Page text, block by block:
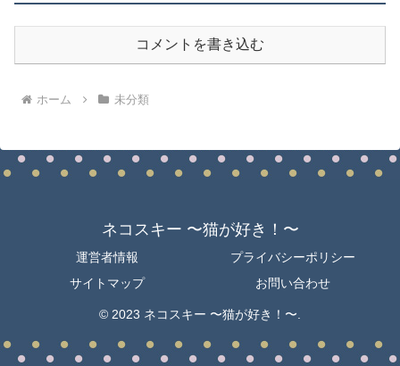
コメントを書き込む
ホーム 未分類
ネコスキー 〜猫が好き！〜
運営者情報
プライバシーポリシー
サイトマップ
お問い合わせ
© 2023 ネコスキー 〜猫が好き！〜.